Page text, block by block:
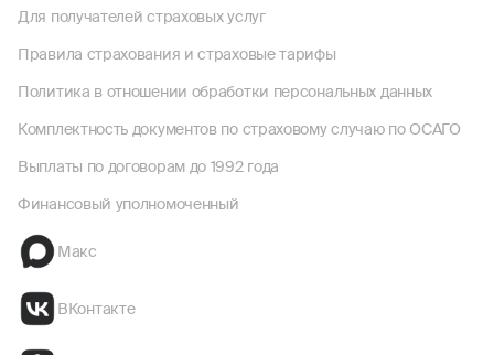
Для получателей страховых услуг
Правила страхования и страховые тарифы
Политика в отношении обработки персональных данных
Комплектность документов по страховому случаю по ОСАГО
Выплаты по договорам до 1992 года
Финансовый уполномоченный
Макс
ВКонтакте